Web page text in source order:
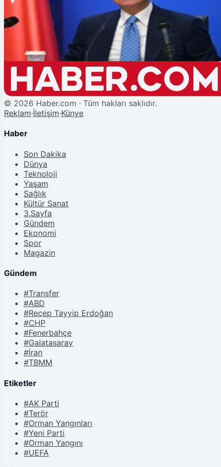
AK Parti Sözcüsü Çelik'ten Netanyahu Hükümetine Sert Tepki: "Zulmü
Perdeleme Çabası"
© 2026 Haber.com · Tüm hakları saklıdır.
Reklam·İletişim·Künye
Haber
Son Dakika
Dünya
Teknoloji
Yaşam
Sağlık
Kültür Sanat
3.Sayfa
Gündem
Ekonomi
Spor
Magazin
Gündem
#Transfer
#ABD
#Recep Tayyip Erdoğan
#CHP
#Fenerbahçe
#Galatasaray
#İran
#TBMM
Etiketler
#AK Parti
#Terör
#Orman Yangınları
#Yeni Parti
#Orman Yangını
#UEFA